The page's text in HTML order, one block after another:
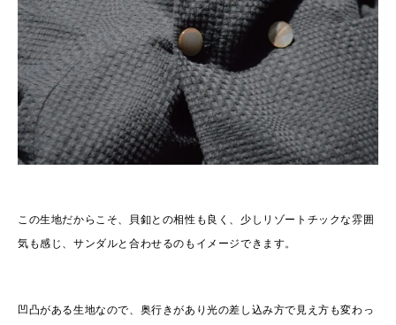
この生地だからこそ、貝釦との相性も良く、少しリゾートチックな雰囲
気も感じ、サンダルと合わせるのもイメージできます。
凹凸がある生地なので、奥行きがあり光の差し込み方で見え方も変わっ